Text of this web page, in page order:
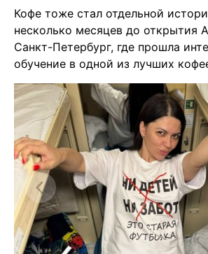
Кофе тоже стал отдельной
несколько месяцев до открытия
Санкт-Петербург, где прошла
обучение в одной из лучших